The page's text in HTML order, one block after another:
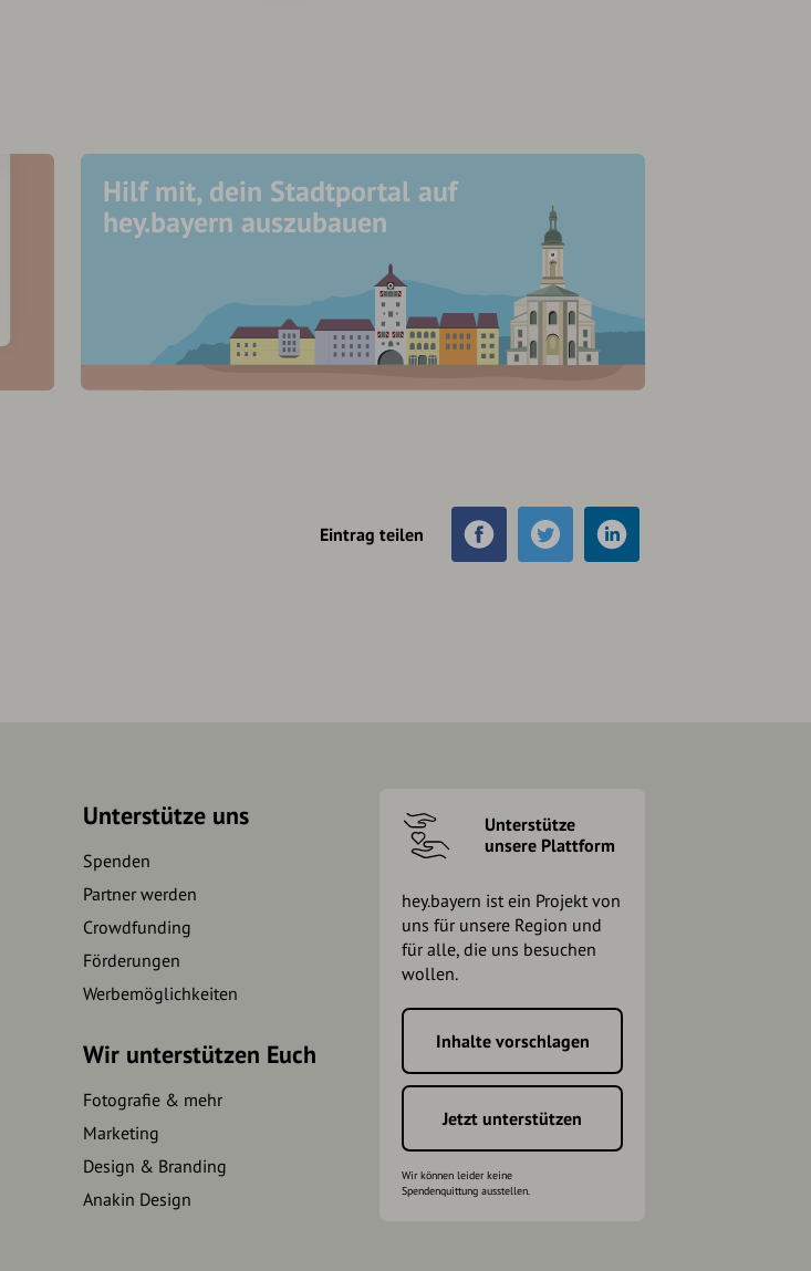
Hilf mit, dein Stadtportal auf
hey.bayern auszubauen
Eintrag teilen
Unterstütze uns
Spenden
Partner werden
Crowdfunding
Förderungen
Werbemöglichkeiten
Wir unterstützen Euch
Fotografie & mehr
Marketing
Design & Branding
Anakin Design
Unterstütze
unsere Plattform
hey.bayern ist ein Projekt von
uns für unsere Region und
für alle, die uns besuchen
wollen.
Inhalte vorschlagen
Jetzt unterstützen
Wir können leider keine
Spendenquittung ausstellen.